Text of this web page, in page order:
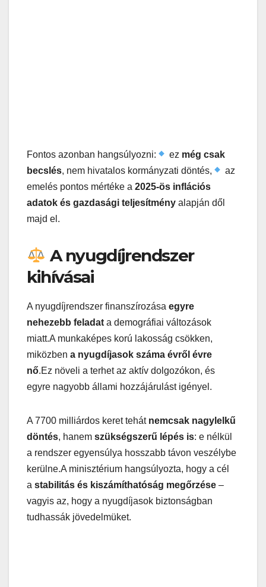
Fontos azonban hangsúlyozni: ez még csak
becslés, nem hivatalos kormányzati döntés,
az
emelés pontos mértéke a 2025-ös inflációs
adatok és gazdasági teljesítmény alapján dől
majd el.
A nyugdíjrendszer
kihívásai
A nyugdíjrendszer finanszírozása egyre
nehezebb feladat a demográfiai változások
miatt.A munkaképes korú lakosság csökken,
miközben a nyugdíjasok száma évről évre
nő.Ez növeli a terhet az aktív dolgozókon, és
egyre nagyobb állami hozzájárulást igényel.
A 7700 milliárdos keret tehát nemcsak nagylelkű
döntés, hanem szükségszerű lépés is: e nélkül
a rendszer egyensúlya hosszabb távon veszélybe
kerülne.A minisztérium hangsúlyozta, hogy a cél
a stabilitás és kiszámíthatóság megőrzése –
vagyis az, hogy a nyugdíjasok biztonságban
tudhassák jövedelmüket.